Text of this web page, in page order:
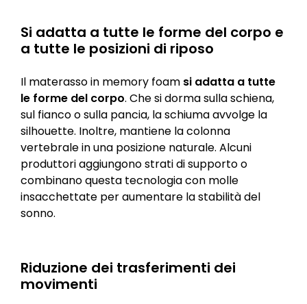
Si adatta a tutte le forme del corpo e
a tutte le posizioni di riposo
Il materasso in memory foam si adatta a tutte
le forme del corpo. Che si dorma sulla schiena,
sul fianco o sulla pancia, la schiuma avvolge la
silhouette. Inoltre, mantiene la colonna
vertebrale in una posizione naturale. Alcuni
produttori aggiungono strati di supporto o
combinano questa tecnologia con molle
insacchettate per aumentare la stabilità del
sonno.
Riduzione dei trasferimenti dei
movimenti